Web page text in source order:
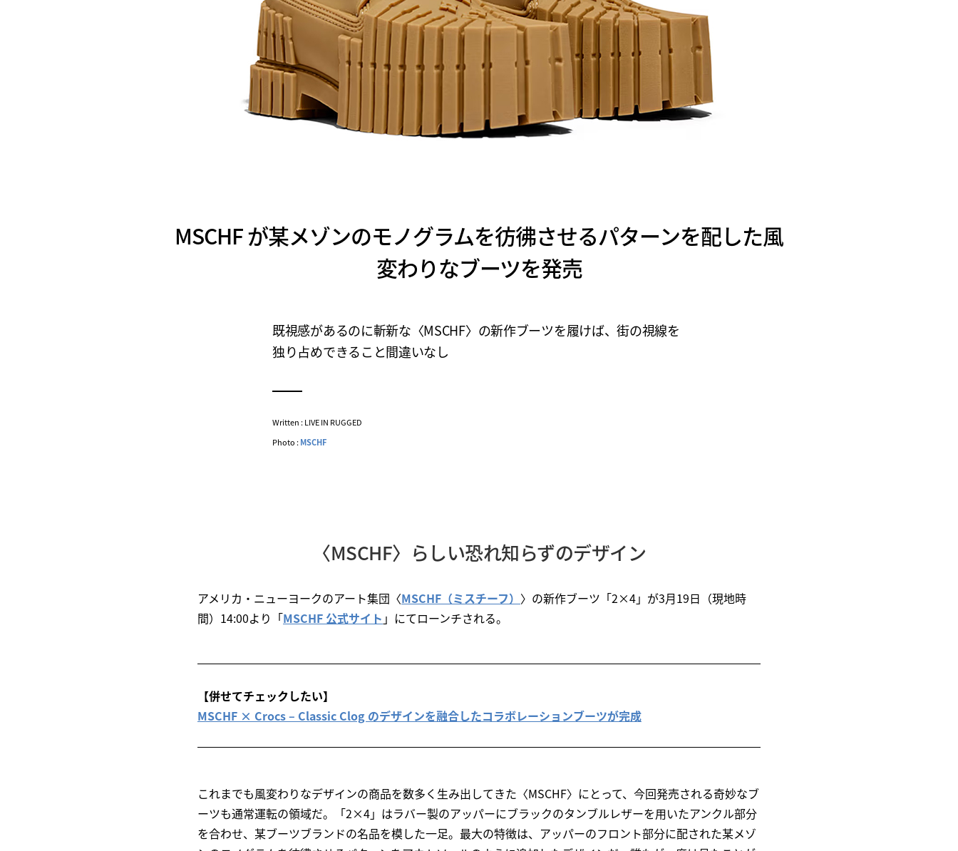
MSCHF が某メゾンのモノグラムを彷彿させるパターンを配した風
変わりなブーツを発売
既視感があるのに斬新な〈MSCHF〉の新作ブーツを履けば、街の視線を
独り占めできること間違いなし
Written : LIVE IN RUGGED
Photo :MSCHF
〈MSCHF〉らしい恐れ知らずのデザイン
アメリカ・ニューヨークのアート集団〈MSCHF（ミスチーフ） 〉の新作ブーツ「2×4」が3月19日（現地時
間）14:00より「MSCHF 公式サイト 」にてローンチされる。
【併せてチェックしたい】
MSCHF × Crocs – Classic Clog のデザインを融合したコラボレーションブーツが完成
これまでも風変わりなデザインの商品を数多く生み出してきた〈MSCHF〉にとって、今回発売される奇妙なブ
ーツも通常運転の領域だ。「2×4」はラバー製のアッパーにブラックのタンブルレザーを用いたアンクル部分
を合わせ、某ブーツブランドの名品を模した一足。最大の特徴は、アッパーのフロント部分に配された某メゾ